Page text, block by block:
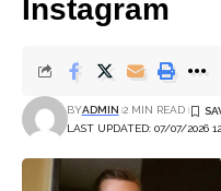
Instagram
LAST UPDATED: 07/07/2026
BYADMIN 2 MIN READ